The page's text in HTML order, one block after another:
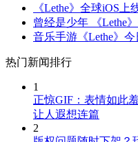
《Lethe》全球iOS
曾经是少年 《Lethe
音乐手游《Lethe》今
热门新闻排行
1
正惊GIF：表情如此
让人遐想连篇
2